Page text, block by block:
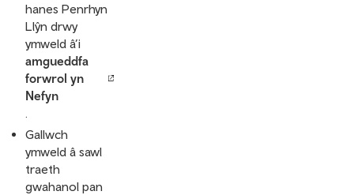
hanes Penrhyn
Llŷn drwy
ymweld â’i
amgueddfa
forwrol yn
Nefyn
Gallwch
ymweld â sawl
traeth
gwahanol pan